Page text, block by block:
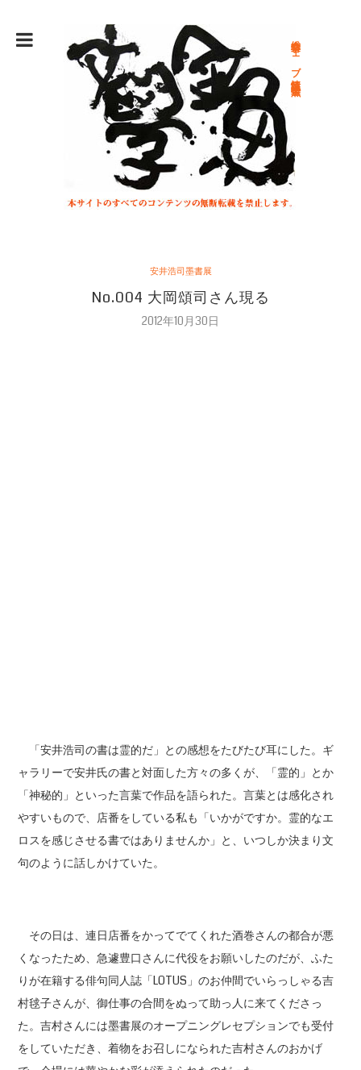
総合文学ウェブ情報誌 文学金魚
安井浩司墨書展
No.004 大岡頌司さん現る
2012年10月30日
「安井浩司の書は霊的だ」との感想をたびたび耳にした。ギ
ャラリーで安井氏の書と対面した方々の多くが、「霊的」とか
「神秘的」といった言葉で作品を語られた。言葉とは感化され
やすいもので、店番をしている私も「いかがですか。霊的なエ
ロスを感じさせる書ではありませんか」と、いつしか決まり文
句のように話しかけていた。
その日は、連日店番をかってでてくれた酒巻さんの都合が悪
くなったため、急遽豊口さんに代役をお願いしたのだが、ふた
りが在籍する俳句同人誌「LOTUS」のお仲間でいらっしゃる吉
村毬子さんが、御仕事の合間をぬって助っ人に来てくださっ
た。吉村さんには墨書展のオープニングレセプションでも受付
をしていただき、着物をお召しになられた吉村さんのおかげ